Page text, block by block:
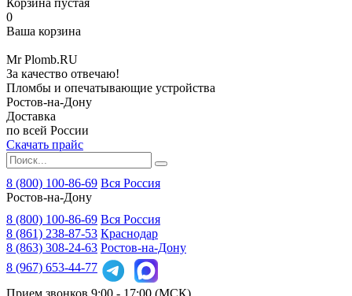
Корзина пустая
0
Ваша корзина
MrPlomb.RU
За качество отвечаю!
Пломбы и опечатывающие устройства
Ростов-на-Дону
Доставка
по всей России
Скачать прайс
8 (800) 100-86-69 Вся Россия
Ростов-на-Дону
8 (800) 100-86-69 Вся Россия
8 (861) 238-87-53 Краснодар
8 (863) 308-24-63 Ростов-на-Дону
8 (967) 653-44-77
Прием звонков 9:00 - 17:00 (МСК)